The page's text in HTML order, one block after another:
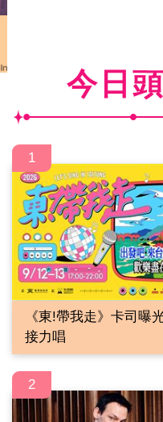
今日
1
《東!帶我走》卡司曝
接力唱
2